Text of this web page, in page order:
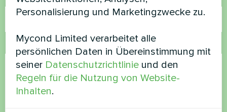
Kommentar
Personalisierung und Marketingzwecke zu.
Mycond Limited verarbeitet alle
persönlichen Daten in Übereinstimmung mit
seiner Datenschutzrichtlinie und den
Regeln für die Nutzung von Website-
Inhalten.